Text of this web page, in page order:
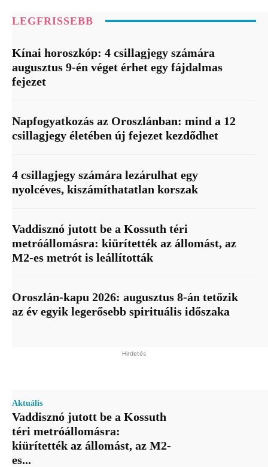
LEGFRISSEBB
Kínai horoszkóp: 4 csillagjegy számára
augusztus 9-én véget érhet egy fájdalmas
fejezet
Napfogyatkozás az Oroszlánban: mind a 12
csillagjegy életében új fejezet kezdődhet
4 csillagjegy számára lezárulhat egy
nyolcéves, kiszámíthatatlan korszak
Vaddisznó jutott be a Kossuth téri
metróállomásra: kiürítették az állomást, az
M2-es metrót is leállították
Oroszlán-kapu 2026: augusztus 8-án tetőzik
az év egyik legerősebb spirituális időszaka
Hirdetés
Aktuális
Vaddisznó jutott be a Kossuth
téri metróállomásra:
kiürítették az állomást, az M2-
es...